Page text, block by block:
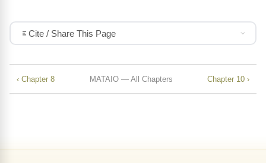
Cite / Share This Page
‹ Chapter 8 MATAIO — All Chapters Chapter 10 ›